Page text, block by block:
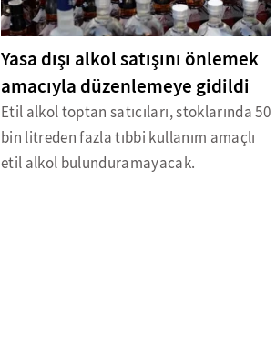
Yasa dışı alkol satışını önlemek
amacıyla düzenlemeye gidildi
Etil alkol toptan satıcıları, stoklarında 50
bin litreden fazla tıbbi kullanım amaçlı
etil alkol bulunduramayacak.